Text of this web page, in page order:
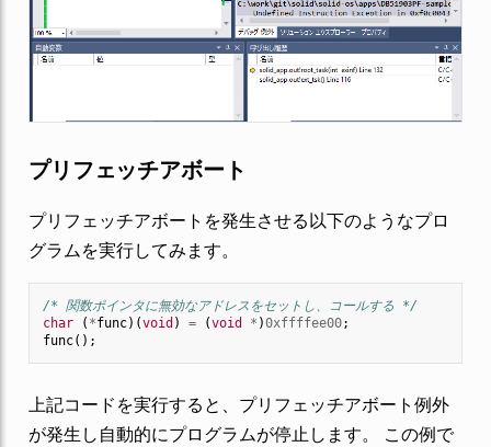
プリフェッチアボート
プリフェッチアボートを発生させる以下のようなプロ
グラムを実行してみます。
/* 関数ポインタに無効なアドレスをセットし、コールする */
char
( *func)(void ) = (void * )0xffffee00;
func();
上記コードを実行すると、プリフェッチアボート例外
が発生し自動的にプログラムが停止します。 この例で